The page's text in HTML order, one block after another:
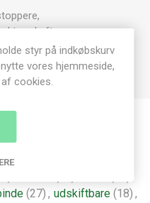
træskaft og
tags
(27) , udskiftbare (18) ,
styr på indkøbskurv
vores hjemmeside,
cookies.